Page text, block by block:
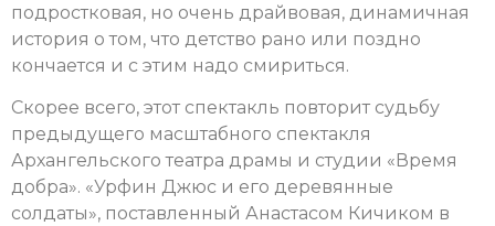
подростковая, но очень драйвовая, динамичная
история о том, что детство рано или поздно
кончается и с этим надо смириться.
Скорее всего, этот спектакль повторит судьбу
предыдущего масштабного спектакля
Архангельского театра драмы и студии «Время
добра». «Урфин Джюс и его деревянные
солдаты», поставленный Анастасом Кичиком в